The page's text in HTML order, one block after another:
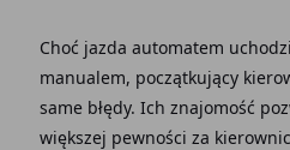
Choć jazda automatem
manualem, początkujący
same błędy. Ich znajomość
większej pewności za